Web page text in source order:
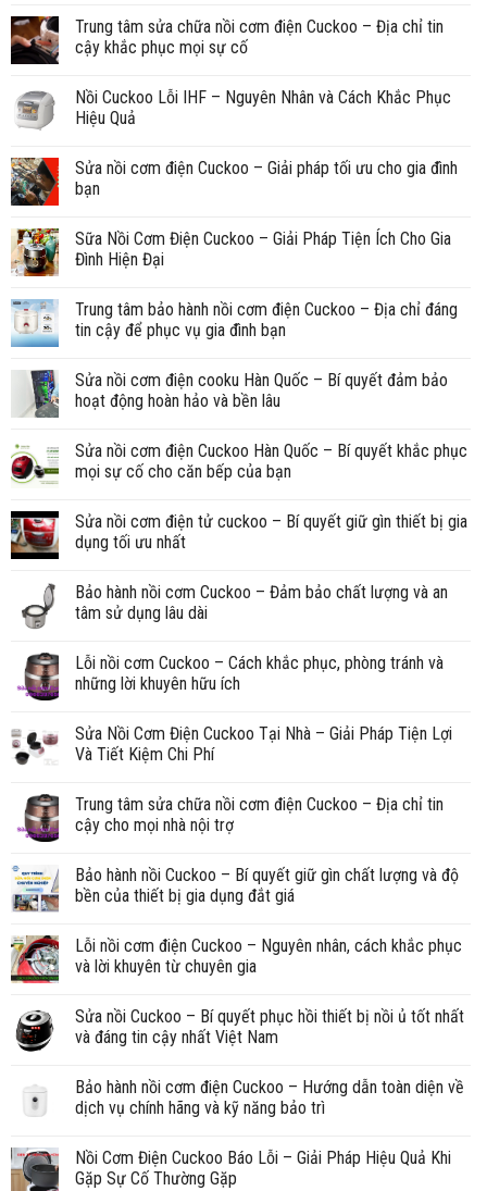
Trung tâm sửa chữa nồi cơm điện Cuckoo – Địa chỉ tin
cậy khắc phục mọi sự cố
Nồi Cuckoo Lỗi IHF – Nguyên Nhân và Cách Khắc Phục
Hiệu Quả
Sửa nồi cơm điện Cuckoo – Giải pháp tối ưu cho gia đình
bạn
Sữa Nồi Cơm Điện Cuckoo – Giải Pháp Tiện Ích Cho Gia
Đình Hiện Đại
Trung tâm bảo hành nồi cơm điện Cuckoo – Địa chỉ đáng
tin cậy để phục vụ gia đình bạn
Sửa nồi cơm điện cooku Hàn Quốc – Bí quyết đảm bảo
hoạt động hoàn hảo và bền lâu
Sửa nồi cơm điện Cuckoo Hàn Quốc – Bí quyết khắc phục
mọi sự cố cho căn bếp của bạn
Sửa nồi cơm điện tử cuckoo – Bí quyết giữ gìn thiết bị gia
dụng tối ưu nhất
Bảo hành nồi cơm Cuckoo – Đảm bảo chất lượng và an
tâm sử dụng lâu dài
Lỗi nồi cơm Cuckoo – Cách khắc phục, phòng tránh và
những lời khuyên hữu ích
Sửa Nồi Cơm Điện Cuckoo Tại Nhà – Giải Pháp Tiện Lợi
Và Tiết Kiệm Chi Phí
Trung tâm sửa chữa nồi cơm điện Cuckoo – Địa chỉ tin
cậy cho mọi nhà nội trợ
Bảo hành nồi Cuckoo – Bí quyết giữ gìn chất lượng và độ
bền của thiết bị gia dụng đắt giá
Lỗi nồi cơm điện Cuckoo – Nguyên nhân, cách khắc phục
và lời khuyên từ chuyên gia
Sửa nồi Cuckoo – Bí quyết phục hồi thiết bị nồi ủ tốt nhất
và đáng tin cậy nhất Việt Nam
Bảo hành nồi cơm điện Cuckoo – Hướng dẫn toàn diện về
dịch vụ chính hãng và kỹ năng bảo trì
Nồi Cơm Điện Cuckoo Báo Lỗi – Giải Pháp Hiệu Quả Khi
Gặp Sự Cố Thường Gặp